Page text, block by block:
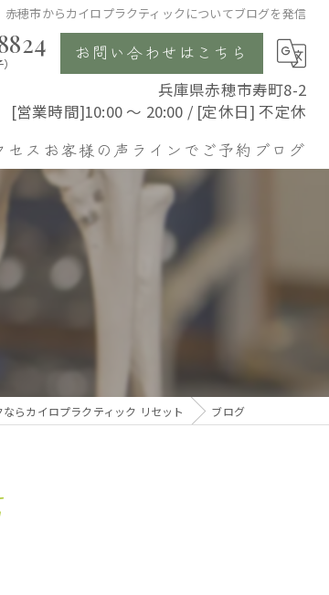
赤穂市からカイロプラクティックについてブログを発信
お問い合わせはこちら
兵庫県赤穂市寿町8-2
[営業時間]10:00 〜 20:00 / [定休日] 不定休
セス お客様の声 ラインでご予約 ブログ
らカイロプラクティック リセット ブログ